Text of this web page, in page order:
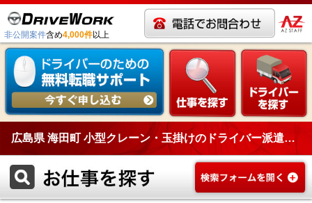
非公開案件含め4,000件以上
広島県 海田町 小型クレーン・玉掛けのドライバー派遣一覧